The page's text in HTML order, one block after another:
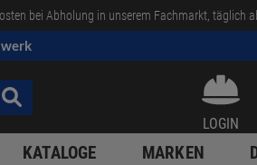
bei Abholung in unserem Fachmarkt, täglich
LOGIN
KATALOGE MARKEN